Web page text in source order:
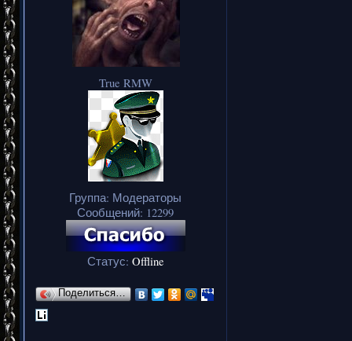
True RMW
Группа: Модераторы
Сообщений: 12299
Статус: Offline
Поделиться…